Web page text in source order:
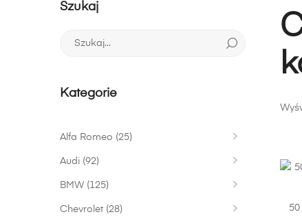
Szukaj
Szukaj:
Kategorie
Alfa Romeo (25)
Audi (92)
BMW (125)
Chevrolet (28)